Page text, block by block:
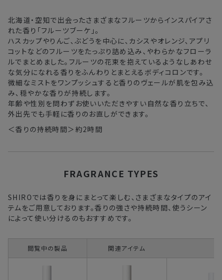
沖縄県・離島
※以下に該当する場合、上記の日程で発送できない場合がござ
います。
・交通状況や天候による遅延
・ラッピングのご注文、繁忙期および休業期間中
・ご注文内容の確認にお時間を要する
北海道・空知で出会ったさまざまなフルーツからインスパイアさ
れた香り「フルーツブーケ」。
ハスカップやりんご、ぶどうを中心に、カシスやオレンジ、アプリ
コットなどのフルーツをたっぷり詰め込み、やわらかなフローラ
ルでまとめました。フルーツの花束を抱えているようなしあわせ
な気分になれる香りをふんわりとまとえるボディコロンです。
微細なミストをワンプッシュすると香りのヴェールが肌を包み込
み、穏やかな香りが持続します。
年齢や性別を問わずお使いいただきやすい自然な香り立ちで、
外出先でも手軽に香りのお直しができます。
＜香りの持続時間＞約2時間
FRAGRANCE TYPES
SHIROでは香りを身にまとって楽しむ、さまざまなタイプのアイ
テムをご用意しております。香りの強さや持続時間、使うシーン
によって使い分けるのもおすすめです。
閲覧中の製品 関連アイテム